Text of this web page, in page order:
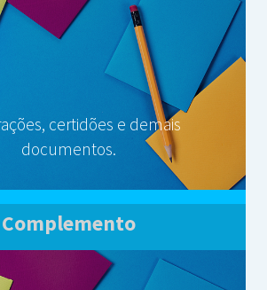
certidões e demais
documentos.
Complemento